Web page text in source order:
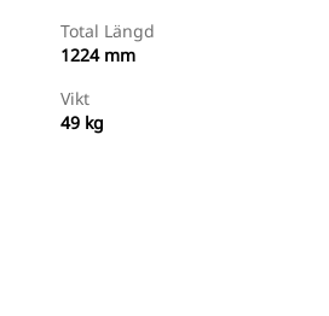
Total Längd
1224 mm
Vikt
49 kg